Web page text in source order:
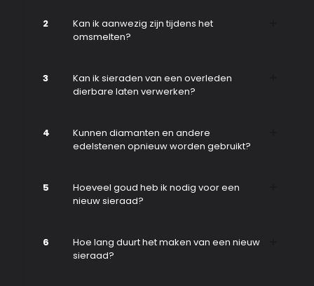
2
Kan ik aanwezig zijn tijdens het
omsmelten?
3
Kan ik sieraden van een overleden
dierbare laten verwerken?
4
Kunnen diamanten en andere
edelstenen opnieuw worden gebruikt?
5
Hoeveel goud heb ik nodig voor een
nieuw sieraad?
6
Hoe lang duurt het maken van een nieuw
sieraad?